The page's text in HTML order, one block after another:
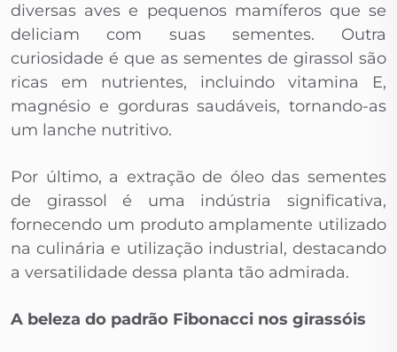
diversas aves e pequenos mamíferos que se
deliciam com suas sementes. Outra
curiosidade é que as sementes de girassol são
ricas em nutrientes, incluindo vitamina E,
magnésio e gorduras saudáveis, tornando-as
um lanche nutritivo.
Por último, a extração de óleo das sementes
de girassol é uma indústria significativa,
fornecendo um produto amplamente utilizado
na culinária e utilização industrial, destacando
a versatilidade dessa planta tão admirada.
A beleza do padrão Fibonacci nos girassóis